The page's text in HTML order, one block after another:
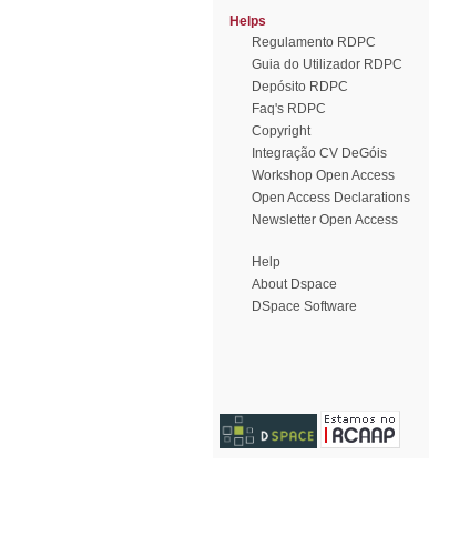
Helps
Regulamento RDPC
Guia do Utilizador RDPC
Depósito RDPC
Faq's RDPC
Copyright
Integração CV DeGóis
Workshop Open Access
Open Access Declarations
Newsletter Open Access
Help
About Dspace
DSpace Software